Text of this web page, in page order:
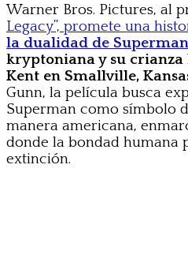
Warner Bros. Pictures, al
Legacy”, promete una
la dualidad de Superman
kryptoniana y su
Kent en Smallville,
Gunn, la película busca
Superman como símbolo
manera americana,
donde la bondad humana
extinción.